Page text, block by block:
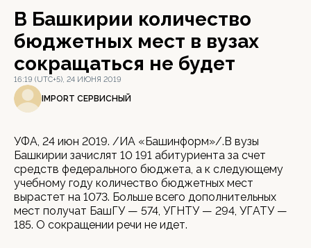
В Башкирии количество
бюджетных мест в вузах
сокращаться не будет
16:19 (UTC+5), 24 ИЮНЯ 2019
IMPORT СЕРВИСНЫЙ
УФА, 24 июн 2019. /ИА «Башинформ»/.В вузы
Башкирии зачислят 10 191 абитуриента за счет
средств федерального бюджета, а к следующему
учебному году количество бюджетных мест
вырастет на 1073. Больше всего дополнительных
мест получат БашГУ — 574, УГНТУ — 294, УГАТУ —
185. О сокращении речи не идет.